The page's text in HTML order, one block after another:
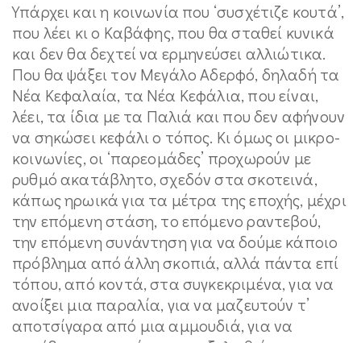
Υπάρχει και η κοινωνία που ‘συσχέτιζε κουτά’,
που λέει κι ο Καβάφης, που θα σταθεί κυνικά
και δεν θα δεχτεί να ερμηνεύσει αλλιώτικα.
Που θα ψάξει τον Μεγάλο Αδερφό, δηλαδή τα
Νέα Κεφαλαία, τα Νέα Κεφάλια, που είναι,
λέει, τα ίδια με τα Παλιά και που δεν αφήνουν
να σηκώσει κεφάλι ο τόπος. Κι όμως οι μικρο-
κοινωνίες, οι ‘παρεομάδες’ προχωρούν με
ρυθμό ακατάβλητο, σχεδόν στα σκοτεινά,
κάπως ηρωικά για τα μέτρα της εποχής, μέχρι
την επόμενη στάση, το επόμενο ραντεβού,
την επόμενη συνάντηση για να δούμε κάποιο
πρόβλημα από άλλη σκοπιά, αλλά πάντα επί
τόπου, από κοντά, στα συγκεκριμένα, για να
ανοίξει μια παραλία, για να μαζευτούν τ’
αποτσίγαρα από μια αμμουδιά, για να